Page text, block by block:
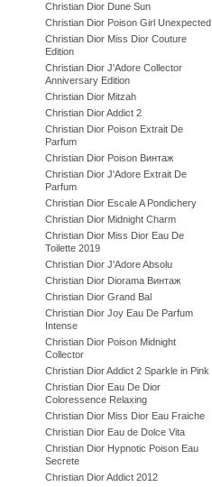
Christian Dior Dune Sun
Christian Dior Poison Girl Unexpected
Christian Dior Miss Dior Couture
Edition
Christian Dior J'Adore Collector
Anniversary Edition
Christian Dior Mitzah
Christian Dior Addict 2
Christian Dior Poison Extrait De
Parfum
Christian Dior Poison Винтаж
Christian Dior J'Adore Extrait De
Parfum
Christian Dior Escale A Pondichery
Christian Dior Midnight Charm
Christian Dior Miss Dior Eau De
Toilette 2019
Christian Dior J'Adore Absolu
Christian Dior Diorama Винтаж
Christian Dior Grand Bal
Christian Dior Joy Eau De Parfum
Intense
Christian Dior Poison Midnight
Collector
Christian Dior Addict 2 Sparkle in Pink
Christian Dior Eau De Dior
Coloressence Relaxing
Christian Dior Miss Dior Eau Fraiche
Christian Dior Eau de Dolce Vita
Christian Dior Hypnotic Poison Eau
Secrete
Christian Dior Addict 2012